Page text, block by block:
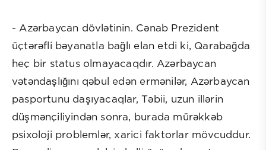
- Azərbaycan dövlətinin. Cənab Prezident
üçtərəfli bəyanatla bağlı elan etdi ki, Qarabağda
heç bir status olmayacaqdır. Azərbaycan
vətəndaşlığını qəbul edən ermənilər, Azərbaycan
pasportunu daşıyacaqlar, Təbii, uzun illərin
düşmənçiliyindən sonra, burada mürəkkəb
psixoloji problemlər, xarici faktorlar mövcuddur.